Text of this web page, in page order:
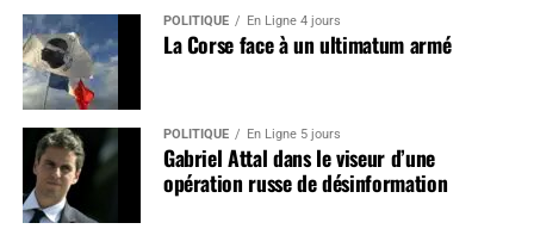
POLITIQUE En Ligne 4 jours
La Corse face à un ultimatum armé
POLITIQUE En Ligne 5 jours
Gabriel Attal dans le viseur d’une
opération russe de désinformation